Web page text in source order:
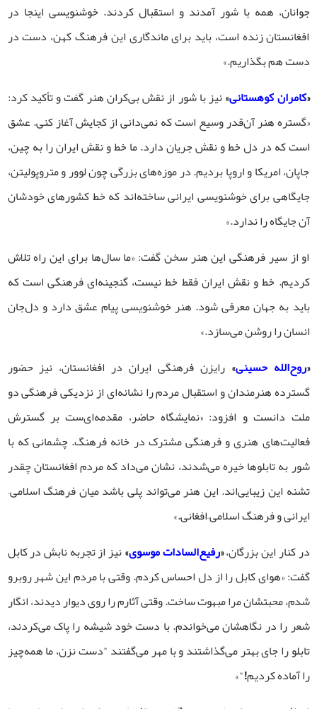
جوانان، همه با شور آمدند و استقبال کردند. خوشنویسی اینجا در
افغانستان زنده است، باید برای ماندگاری این فرهنگ کهن، دست در
دست هم بگذاریم.»
«کامران کوهستانی»نیز با شور از نقش بی‌کران هنر گفت و تأکید کرد:
«گستره هنر آن‌قدر وسیع است که نمی‌دانی از کجایش آغاز کنی. عشق
است که در دل خط و نقش جریان دارد. ما خط و نقش ایران را به چین،
جاپان، امریکا و اروپا بردیم. در موزه‌های بزرگی چون لوور و متروپولیتن،
جایگاهی برای خوشنویسی ایرانی ساخته‌اند که خط کشورهای خودشان
آن جایگاه را ندارد.»
او از سیر فرهنگی این هنر سخن گفت: «ما سال‌ها برای این راه تلاش
کردیم. خط و نقش ایران فقط خط نیست، گنجینه‌ای فرهنگی‌ است که
باید به جهان معرفی شود. هنر خوشنویسی پیام عشق دارد و دل‌جان
انسان را روشن می‌سازد.»
«روح‌الله حسینی» رایزن فرهنگی ایران در افغانستان، نیز حضور
گسترده هنرمندان و استقبال مردم را نشانه‌ای از نزدیکی فرهنگی دو
ملت دانست و افزود: «نمایشگاه حاضر، مقدمه‌ای‌ست بر گسترش
فعالیت‌های هنری و فرهنگی مشترک در خانه فرهنگ. چشمانی که با
شور به تابلوها خیره می‌شدند، نشان می‌داد که مردم افغانستان چقدر
تشنه این زیبایی‌اند. این هنر می‌تواند پلی باشد میان فرهنگ اسلامی–
ایرانی و فرهنگ اسلامی–افغانی.»
در کنار این بزرگان،«رفیع‌السادات موسوی»نیز از تجربه نابش در کابل
گفت: «هوای کابل را از دل احساس کردم. وقتی با مردم این شهر روبرو
شدم، محبتشان مرا مبهوت ساخت. وقتی آثارم را روی دیوار دیدند، انگار
شعر را در نگاهشان می‌خواندم. با دست خود شیشه را پاک می‌کردند،
تابلو را جای بهتر می‌گذاشتند و با مهر می‌گفتند "دست نزن، ما همه‌چیز
را آماده کردیم!"»